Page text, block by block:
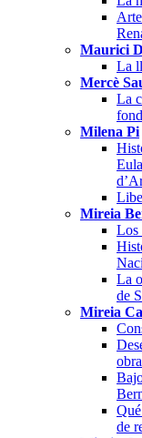
Maurici
La
Mercè
La
Milena Pi
Mireia
Los
La
de
Mireia
de